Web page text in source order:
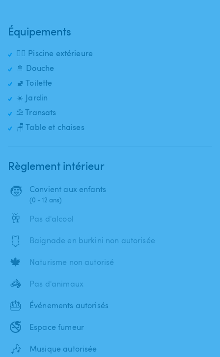
Équipements
🏊‍♂️ Piscine extérieure
🚿 Douche
🚽 Toilette
☀️ Jardin
⛱️ Transats
🪑 Table et chaises
Règlement intérieur
🧒 Convient aux enfants
(0 - 12 ans)
🥂 Pas d'alcool
🩱 Baignade en burkini non autorisée
🍁 Naturisme non autorisé
🦓 Pas d'animaux
🎂 Événements autorisés
🚭 Espace fumeur
🎶 Musique autorisée